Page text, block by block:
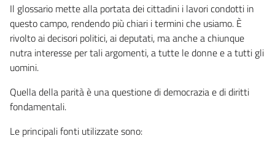
Il glossario mette alla portata dei cittadini i lavori condotti in
questo campo, rendendo più chiari i termini che usiamo. È
rivolto ai decisori politici, ai deputati, ma anche a chiunque
nutra interesse per tali argomenti, a tutte le donne e a tutti gli
uomini.
Quella della parità è una questione di democrazia e di diritti
fondamentali.
Le principali fonti utilizzate sono: